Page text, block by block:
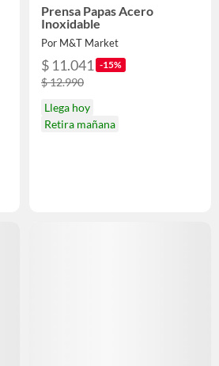
Prensa Papas Acero
Inoxidable
Por M&T Market
$ 11.041 -15%
$ 12.990
Llega hoy
Retira mañana